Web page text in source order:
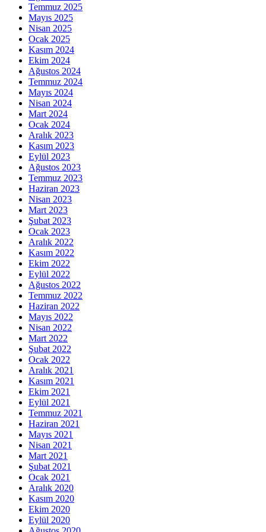
Temmuz 2025
Mayıs 2025
Nisan 2025
Ocak 2025
Kasım 2024
Ekim 2024
Ağustos 2024
Temmuz 2024
Mayıs 2024
Nisan 2024
Mart 2024
Ocak 2024
Aralık 2023
Kasım 2023
Eylül 2023
Ağustos 2023
Temmuz 2023
Haziran 2023
Nisan 2023
Mart 2023
Şubat 2023
Ocak 2023
Aralık 2022
Kasım 2022
Ekim 2022
Eylül 2022
Ağustos 2022
Temmuz 2022
Haziran 2022
Mayıs 2022
Nisan 2022
Mart 2022
Şubat 2022
Ocak 2022
Aralık 2021
Kasım 2021
Ekim 2021
Eylül 2021
Temmuz 2021
Haziran 2021
Mayıs 2021
Nisan 2021
Mart 2021
Şubat 2021
Ocak 2021
Aralık 2020
Kasım 2020
Ekim 2020
Eylül 2020